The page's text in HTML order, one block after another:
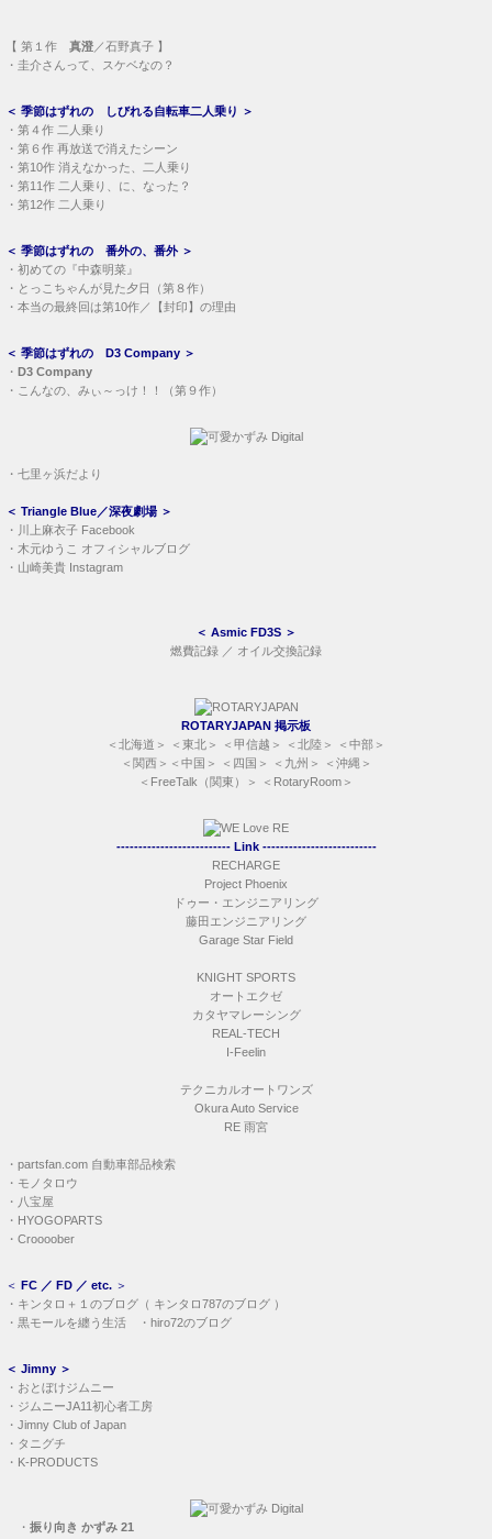
【 第１作 真澄 ／石野真子 】
・ 圭介さんって、スケベなの？
＜ 季節はずれの しびれる自転車二人乗り ＞
・ 第４作 二人乗り
・ 第６作 再放送で消えたシーン
・ 第10作 消えなかった、二人乗り
・ 第11作 二人乗り、に、なった？
・ 第12作 二人乗り
＜ 季節はずれの 番外の、番外＞
・ 初めての『中森明菜』
・ とっこちゃんが見た夕日（第８作）
・ 本当の最終回は第10作／【封印】の理由
＜ 季節はずれの D3 Company ＞
・ D3 Company
・ こんなの、みぃ～っけ！！（第９作）
・ 七里ヶ浜だより
＜ Triangle Blue／深夜劇場 ＞
・
川上麻衣子 Facebook
・ 木元ゆうこ オフィシャルブログ
・ 山崎美貴 Instagram
＜ Asmic FD3S ＞
燃費記録 ／ オイル交換記録
ROTARYJAPAN 掲示板
＜ 北海道 ＞ ＜ 東北 ＞ ＜ 甲信越 ＞ ＜ 北陸 ＞ ＜ 中部 ＞
＜ 関西＞＜ 中国 ＞ ＜ 四国 ＞ ＜ 九州 ＞ ＜ 沖縄 ＞
＜ FreeTalk（関東） ＞ ＜ RotaryRoom ＞
-------------------------- Link --------------------------
RECHARGE
Project Phoenix
ドゥー・エンジニアリング
藤田エンジニアリング
Garage Star Field
KNIGHT SPORTS
オートエクゼ
カタヤマレーシング
REAL-TECH
I-Feelin
テクニカルオートワンズ
Okura Auto Service
RE 雨宮
・ partsfan.com 自動車部品検索
・ モノタロウ
・ 八宝屋
・ HYOGOPARTS
・ Croooober
＜ FC ／ FD ／ etc. ＞
・ キンタロ＋１のブログ （ キンタロ787のブログ ）
・ 黒モールを纏う生活 ・ hiro72のブログ
＜ Jimny ＞
・ おとぼけジムニー
・ ジムニーJA11初心者工房
・ Jimny Club of Japan
・ タニグチ
・ K-PRODUCTS
・ 振り向き かずみ 21